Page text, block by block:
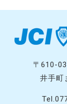
〒610-
井手町